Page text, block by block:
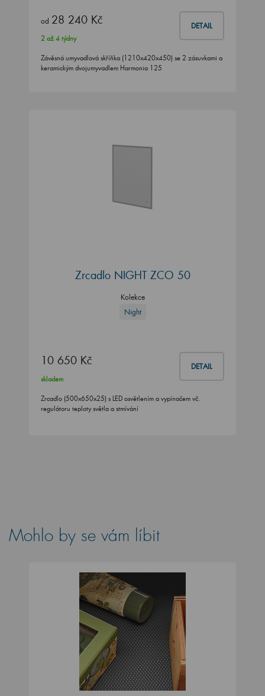
od 28 240 Kč DETAIL
2 až 4 týdny
Závěsná umyvadlová skříňka (1210x420x450) se 2 zásuvkami a
keramickým dvojumyvadlem Harmonia 125
Zrcadlo NIGHT ZCO 50
Kolekce
Night
10 650 Kč DETAIL
skladem
Zrcadlo (500x650x25) s LED osvětlením a vypínačem vč.
regulátoru teploty světla a stmívání
Mohlo by se vám líbit